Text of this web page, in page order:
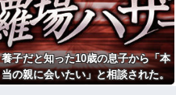
【腹筋崩壊】見た瞬間吹いた
画像を貼っていくスレｗｗｗｗ
【修羅場】父の浮気相手がま
さかの男！？私が突き止めた結
果ｗｗｗｗ
今日から業務報告書の「庶
務」っていう大項目が急に廃止
養子だと知った10歳の息子から「本
当の親に会いたい」と相談された。